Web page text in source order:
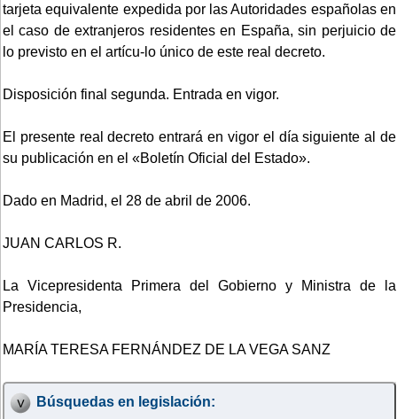
tarjeta equivalente expedida por las Autoridades españolas en
el caso de extranjeros residentes en España, sin perjuicio de
lo previsto en el artícu-lo único de este real decreto.
Disposición final segunda. Entrada en vigor.
El presente real decreto entrará en vigor el día siguiente al de
su publicación en el «Boletín Oficial del Estado».
Dado en Madrid, el 28 de abril de 2006.
JUAN CARLOS R.
La Vicepresidenta Primera del Gobierno y Ministra de la
Presidencia,
MARÍA TERESA FERNÁNDEZ DE LA VEGA SANZ
Búsquedas en legislación: